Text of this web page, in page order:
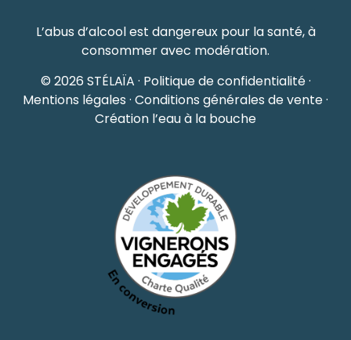
L’abus d’alcool est dangereux pour la santé, à
consommer avec modération.
© 2026 STÉLAÏA · Politique de confidentialité·
Mentions légales · Conditions générales de vente·
Création l’eau à la bouche